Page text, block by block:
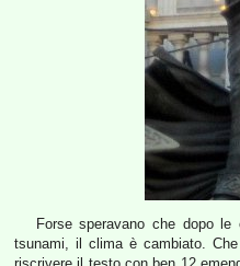
Forse speravano che dopo
tsunami, il clima è cambiato.